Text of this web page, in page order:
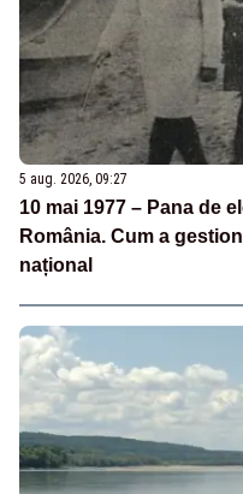
5 aug. 2026, 09:27
10 mai 1977 – Pana de
România. Cum a
național